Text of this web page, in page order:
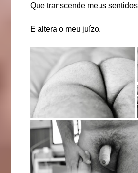
Que transcende meus sentidos
E altera o meu juízo.